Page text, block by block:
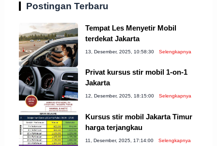
Postingan Terbaru
Tempat Les Menyetir Mobil
terdekat Jakarta
13, Desember, 2025, 10:58:30 Selengkapnya
Privat kursus stir mobil 1-on-1
Jakarta
12, Desember, 2025, 18:15:00 Selengkapnya
Kursus stir mobil Jakarta Timur
harga terjangkau
11, Desember, 2025, 17:14:00 Selengkapnya